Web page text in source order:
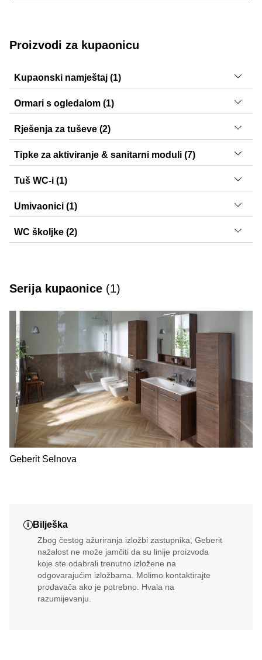
Proizvodi za kupaonicu
Kupaonski namještaj (1)
Selnova Square
Ormari s ogledalom (1)
Selnova Square
Rješenja za tuševe (2)
CleanLine, Olona
Tipke za aktiviranje & sanitarni moduli (7)
Delta01, Delta20, Delta30, Sigma01, Sigma20, Sigma30,
Sigma50
Tuš WC-i (1)
AquaClean Alba
Umivaonici (1)
Selnova Square
WC školjke (2)
Serija kupaonice (1)
Geberit Selnova
Bilješka
Zbog čestog ažuriranja izložbi zastupnika, Geberit
nažalost ne može jamčiti da su linije proizvoda
koje ste odabrali trenutno izložene na
odgovarajućim izložbama. Molimo kontaktirajte
prodavača ako je potrebno. Hvala na
razumijevanju.